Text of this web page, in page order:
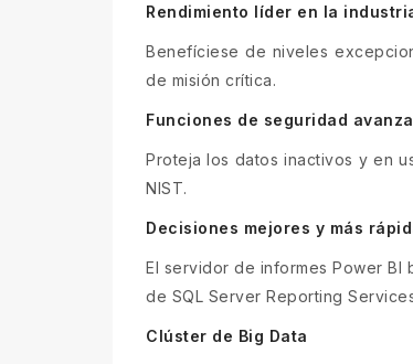
Rendimiento líder en la
Benefíciese de niveles
de misión crítica.
Funciones de seguridad
Proteja los datos inactivos y en
NIST.
Decisiones mejores y más
El servidor de informes Power BI
de SQL Server Reporting
Clúster de Big Data